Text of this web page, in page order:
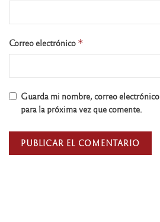
Correo electrónico *
Guarda mi nombre, correo
para la próxima vez que comente.